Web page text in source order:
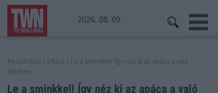
2026. 08. 09.
Kezdőoldal » 24 óra » Le a sminkkel! Így néz ki az apáca a való
életben
Le a sminkkel! Így néz ki az apáca a való